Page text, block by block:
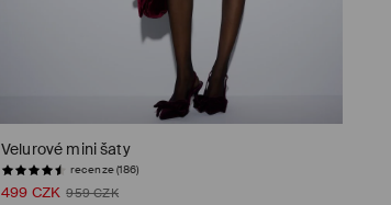
Velurové mini šaty
recenze (186)
499 CZK 959 CZK